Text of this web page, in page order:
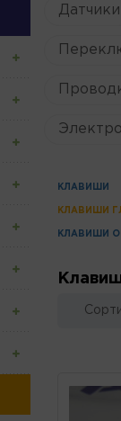
Датчики
КЛАВИШИ
КЛАВИШИ
КЛАВИШИ